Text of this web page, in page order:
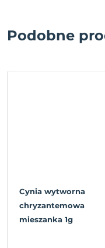
Podobne
Cynia wytworna
chryzantemowa
mieszanka 1g